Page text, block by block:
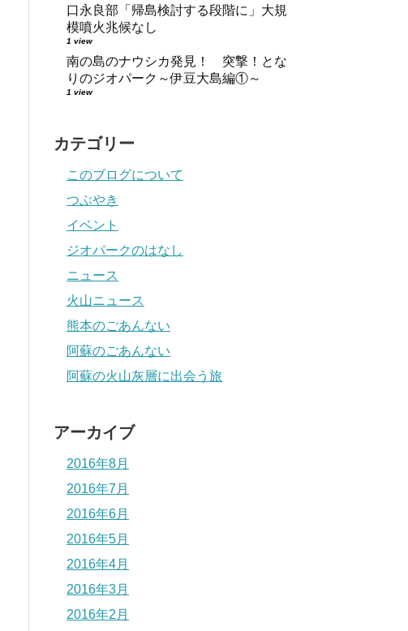
口永良部「帰島検討する段階に」大規
模噴火兆候なし
1 view
南の島のナウシカ発見！ 突撃！とな
りのジオパーク～伊豆大島編①～
1 view
カテゴリー
このブログについて
つぶやき
イベント
ジオパークのはなし
ニュース
火山ニュース
熊本のごあんない
阿蘇のごあんない
阿蘇の火山灰層に出会う旅
アーカイブ
2016年8月
2016年7月
2016年6月
2016年5月
2016年4月
2016年3月
2016年2月